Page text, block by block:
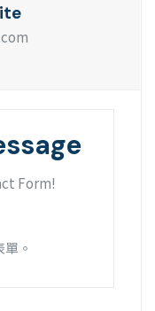
Form!
。